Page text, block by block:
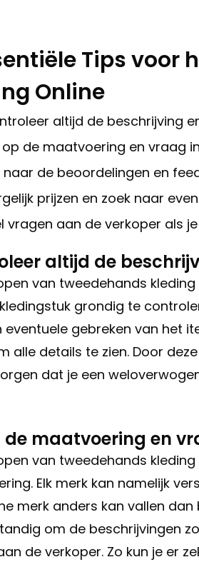
Tips voor
Online
altijd de beschrijving
op de maatvoering en vraag
naar de beoordelingen en
prijzen en zoek naar
vragen aan de verkoper als
altijd de
van tweedehands
grondig te
eventuele gebreken van het
alle details te zien. Door
dat je een
de maatvoering en
van tweedehands
Elk merk kan namelijk
merk anders kan vallen
om de beschrijvingen
de verkoper. Zo kun je er